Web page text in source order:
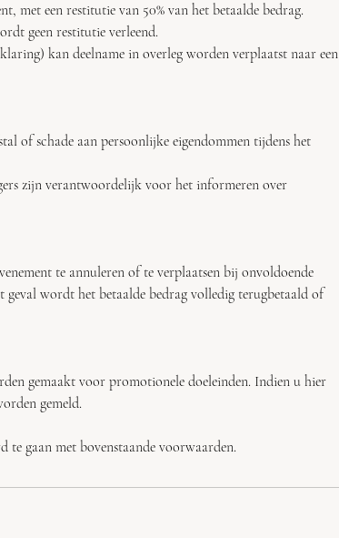
met een restitutie van 50% van het betaalde bedrag.
geen restitutie verleend.
kan deelname in overleg worden verplaatst naar een
of schade aan persoonlijke eigendommen tijdens het
zijn verantwoordelijk voor het informeren over
te annuleren of te verplaatsen bij onvoldoende
wordt het betaalde bedrag volledig terugbetaald of
gemaakt voor promotionele doeleinden. Indien u hier
gemeld.
gaan met bovenstaande voorwaarden.